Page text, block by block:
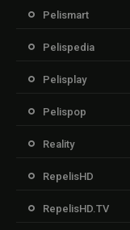
Pelismart
Pelispedia
Pelisplay
Pelispop
Reality
RepelisHD
RepelisHD.TV